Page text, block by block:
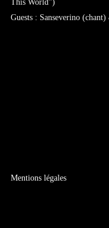
This World”)
Guests : Sanseverino
Mentions légales